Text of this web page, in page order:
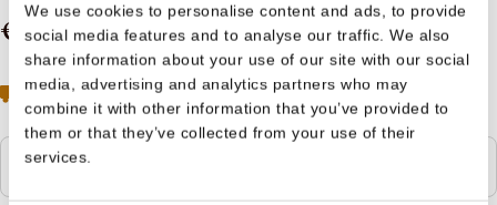
We use cookies to personalise content and ads, to provide
social media features and to analyse our traffic. We also
share information about your use of our site with our social
media, advertising and analytics partners who may
combine it with other information that you’ve provided to
them or that they’ve collected from your use of their
services.
€ 9,99
Geen boeken meer op voorraadToch geïnteresseerd?
Neem contact op met de klantenservice